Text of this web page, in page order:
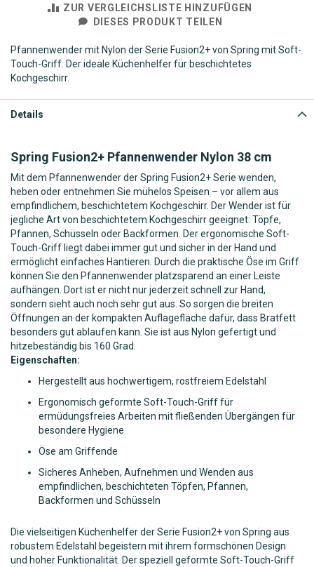
ZUR VERGLEICHSLISTE HINZUFÜGEN
DIESES PRODUKT TEILEN
Pfannenwender mit Nylon der Serie Fusion2+ von Spring mit Soft-
Touch-Griff. Der ideale Küchenhelfer für beschichtetes
Kochgeschirr.
Details
Spring Fusion2+ Pfannenwender Nylon 38 cm
Mit dem Pfannenwender der Spring Fusion2+ Serie wenden,
heben oder entnehmen Sie mühelos Speisen – vor allem aus
empfindlichem, beschichtetem Kochgeschirr. Der Wender ist für
jegliche Art von beschichtetem Kochgeschirr geeignet: Töpfe,
Pfannen, Schüsseln oder Backformen. Der ergonomische Soft-
Touch-Griff liegt dabei immer gut und sicher in der Hand und
ermöglicht einfaches Hantieren. Durch die praktische Öse im Griff
können Sie den Pfannenwender platzsparend an einer Leiste
aufhängen. Dort ist er nicht nur jederzeit schnell zur Hand,
sondern sieht auch noch sehr gut aus. So sorgen die breiten
Öffnungen an der kompakten Auflagefläche dafür, dass Bratfett
besonders gut ablaufen kann. Sie ist aus Nylon gefertigt und
hitzebeständig bis 160 Grad.
Eigenschaften:
Hergestellt aus hochwertigem, rostfreiem Edelstahl
Ergonomisch geformte Soft-Touch-Griff für
ermüdungsfreies Arbeiten mit fließenden Übergängen für
besondere Hygiene
Öse am Griffende
Sicheres Anheben, Aufnehmen und Wenden aus
empfindlichen, beschichteten Töpfen, Pfannen,
Backformen und Schüsseln
Die vielseitigen Küchenhelfer der Serie Fusion2+ von Spring aus
robustem Edelstahl begeistern mit ihrem formschönen Design
und hoher Funktionalität. Der speziell geformte Soft-Touch-Griff